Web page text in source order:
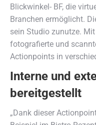
Blickwinkel- BF, die
Branchen ermöglicht.
sein Studio zunutze.
fotografierte und
Actionpoints in
Interne und
bereitgestellt
„Dank dieser